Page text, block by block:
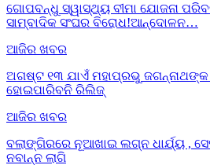
ଗୋପବନ୍ଧୁ ସ୍ୱାସ୍ଥ୍ୟ ବୀମା ଯୋଜନା
ସାମ୍ବାଦିକ ସଂଘର ବିରୋଧ!ଆନ୍ଦୋଳନ…
ଆଜିର ଖବର
ଅଗଷ୍ଟ ୧୩ ଯାଏଁ ମହାପ୍ରଭୁ
ହୋଇପାରିବନି ରିଲିଜ୍
ଆଜିର ଖବର
ବଲାଙ୍ଗିରରେ ନୂଆଖାଇ ଲଗ୍ନ ଧାର୍ଯ୍ୟ ,
ନବାନ୍ନ ଲାଗି